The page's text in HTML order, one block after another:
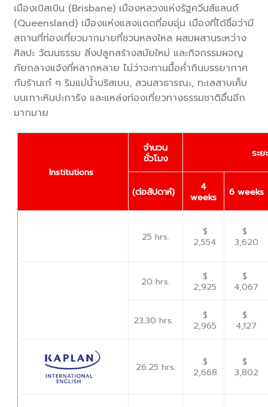
เมืองเบิสเบิน (Brisbane) เมืองหลวงแห่งรัฐควีนส์แลนด์
(Queensland) เมืองแห่งแสงแดดที่อบอุ่น เมืองที่ได้ชื่อว่ามี
สถานที่ท่องเที่ยวมากมายที่ชวนหลงใหล ผสมผสานระหว่าง
ศิลปะ วัฒนธรรม สิ่งปลูกสร้างสมัยใหม่ และกิจกรรมผจญ
ภัยกลางแจ้งที่หลากหลาย ไม่ว่าจะทานมื้อค่ำกินบรรยากาศ
กับร้านเก๋ ๆ ริมแม่น้ำบริสเบน, สวนสาธารณะ, ทะเลสาบเค็ม
บนเกาะหินปะการัง และแหล่งท่องเที่ยวทางธรรมชาติอื่นอีก
มากมาย
Institutions
จำนวน
ชั่วโมง
ระย
(ต่อสัปดาห์)
4
weeks
6 weeks
25 hrs.
$
2,554
$
3,620
20 hrs.
$
2,925
$
4,067
23.30 hrs.
$
2,965
$
4,127
26.25 hrs.
$
2,668
$
3,802